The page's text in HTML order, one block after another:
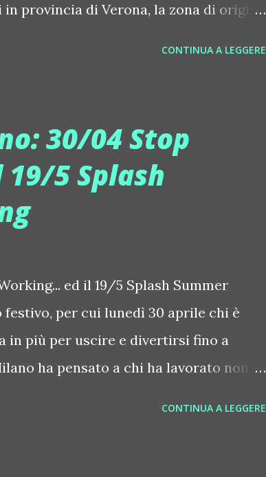
provincia di Verona, la zona di origine
è: "live music is back in fashion",
è tornata di moda. Un concerto di
volta vissuto, lo si dimentica
scaletta definita. Passano da un brano
e del feedback del pubblico. E le loro
al Al-B.Band reg...
CONTINUA A LEGGERE
30/04 Stop
5 Splash
ed il 19/5 Splash Summer
festivo, per cui lunedì 30 aprile chi è
in più per uscire e divertirsi fino a
ha pensato a chi ha lavorato non
CONTINUA A LEGGERE